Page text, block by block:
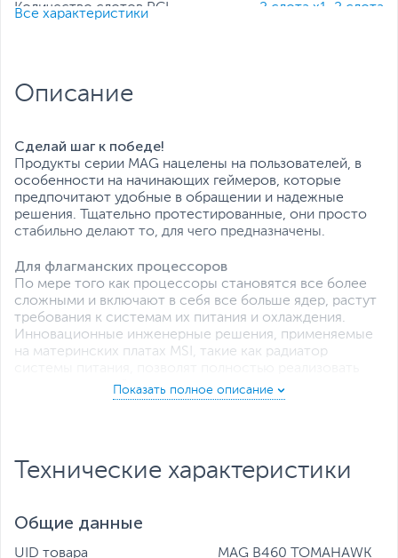
Количество слотов PCI
2 слота x1
2 слота
Все характеристики
Описание
Сделай шаг к победе!
Продукты серии MAG нацелены на пользователей, в
особенности на начинающих геймеров, которые
предпочитают удобные в обращении и надежные
решения. Тщательно протестированные, они просто
стабильно делают то, для чего предназначены.
Для флагманских процессоров
По мере того как процессоры становятся все более
сложными и включают в себя все больше ядер, растут
требования к системам их питания и охлаждения.
Инновационные инженерные решения, применяемые
на материнских платах MSI, такие как радиатор
весь скоростной потенциал самых мощных
стабилизатор напряжения Duet Rail с 12 фазами,
удовлетворить потребности даже флагманских чипов.
Технические характеристики
Общие данные
UID товара MAG B460 TOMAHAWK